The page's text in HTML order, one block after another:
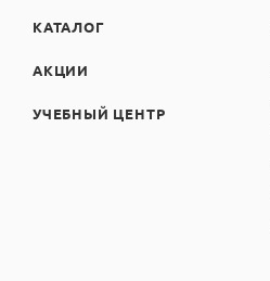
КАТАЛОГ
АКЦИИ
УЧЕБНЫЙ ЦЕНТР